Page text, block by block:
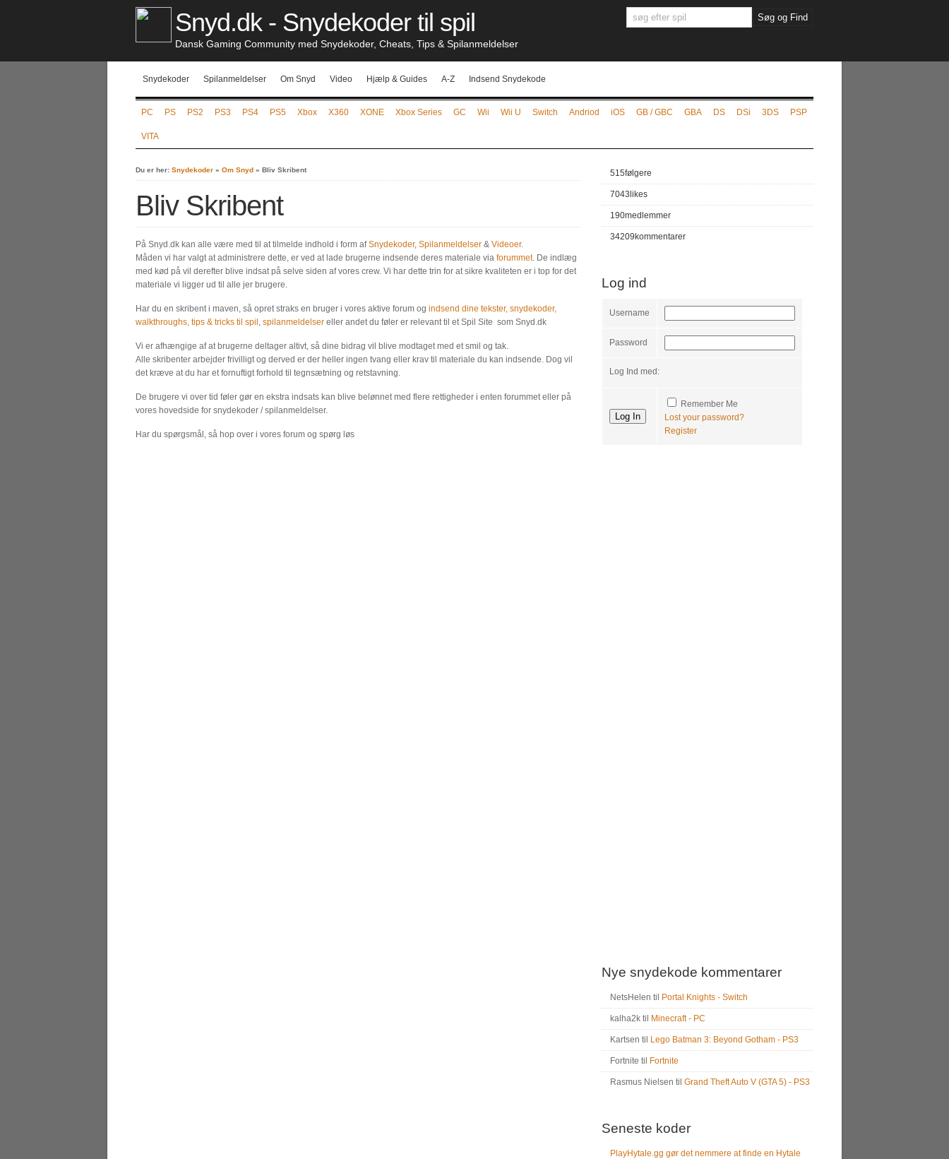
Snyd.dk - Snydekoder til spil
Dansk Gaming Community med Snydekoder, Cheats, Tips & Spilanmeldelser
Snydekoder Spilanmeldelser Om Snyd Video Hjælp & Guides A-Z Indsend Snydekode
PC PS PS2 PS3 PS4 PS5 Xbox X360 XONE Xbox Series GC Wii Wii U Switch Andriod iOS GB / GBC GBA DS DSi 3DS PSP
VITA
Du er her: Snydekoder » Om Snyd » Bliv Skribent
Bliv Skribent
På Snyd.dk kan alle være med til at tilmelde indhold i form afSnydekoder, Spilanmeldelser & Videoer.
Måden vi har valgt at administrere dette, er ved at lade brugerne indsende deres materiale via forummet. De indlæg
med kød på vil derefter blive indsat på selve siden af vores crew. Vi har dette trin for at sikre kvaliteten er i top for det
materiale vi ligger ud til alle jer brugere.
Har du en skribent i maven, så opret straks en bruger i vores aktive forum og indsend dine tekster, snydekoder,
walkthroughs, tips & tricks til spil , spilanmeldelser eller andet du føler er relevant til et Spil Site som Snyd.dk
Vi er afhængige af at brugerne deltager altivt, så dine bidrag vil blive modtaget med et smil og tak.
Alle skribenter arbejder frivilligt og derved er der heller ingen tvang eller krav til materiale du kan indsende. Dog vil
det kræve at du har et fornuftigt forhold til tegnsætning og retstavning.
De brugere vi over tid føler gør en ekstra indsats kan blive belønnet med flere rettigheder i enten forummet eller på
vores hovedside for snydekoder / spilanmeldelser.
Har du spørgsmål, så hop over i vores forum og spørg løs
515følgere
7043 likes
190medlemmer
34209 kommentarer
Log ind
Username
Password
Log Ind med:
Remember Me
Lost your password?
Register
Nye snydekode kommentarer
NetsHelen til Portal Knights - Switch
kalha2k til Minecraft - PC
Kartsen til Lego Batman 3: Beyond Gotham - PS3
Fortnite til Fortnite
Rasmus Nielsen til Grand Theft Auto V (GTA 5) - PS3
Seneste koder
PlayHytale.gg gør det nemmere at finde en Hytale